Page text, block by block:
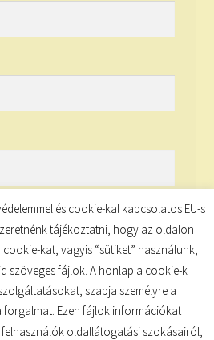
és cookie-kal kapcsolatos EU-s
tájékoztatni, hogy az oldalon
kat, vagyis “sütiket” használunk,
szöveges fájlok. A honlap a cookie-k
szabja személyre a
forgalmat. Ezen fájlok információkat
oldallátogatási szokásairól,